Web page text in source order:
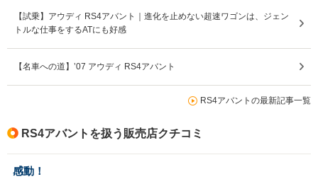
【試乗】アウディ RS4アバント｜進化を止めない超速ワゴンは、ジェン
トルな仕事をするATにも好感
【名車への道】’07 アウディ RS4アバント
RS4アバントの最新記事一覧
RS4アバントを扱う販売店クチコミ
感動！